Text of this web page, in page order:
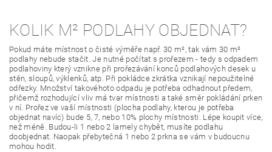
KOLIK M² PODLAHY OBJEDNAT?
Pokud máte místnost o čisté výměře např. 30 m², tak vám 30 m²
podlahy nebude stačit. Je nutné počítat s prořezem - tedy s odpadem
podlahoviny který vznikne při prořezávání konců podlahových desek u
stěn, sloupů, výklenků, atp. Při pokládce zkrátka vznikají nepoužitelné
odřezky. Množství takovéhoto odpadu je potřeba odhadnout předem,
přičemž rozhodující vliv má tvar místnosti a také směr pokládání prken
v ní. Prořez ve vaší místnosti (plocha podlahy, kterou je potřeba
objednat navíc) bude 5, 7, nebo 10% plochy místnosti. Lépe koupit více,
než méně. Budou-li 1 nebo 2 lamely chybět, musíte podlahu
doobjednat. Naopak přebytečná 1 nebo 2 prkna se vám v budoucnu
mohou hodit.